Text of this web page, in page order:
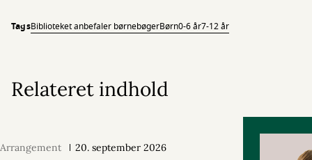
TagsBiblioteket anbefaler børnebøgerBørn0-6 år7-12 år
Relateret indhold
Arrangement 20. september 2026